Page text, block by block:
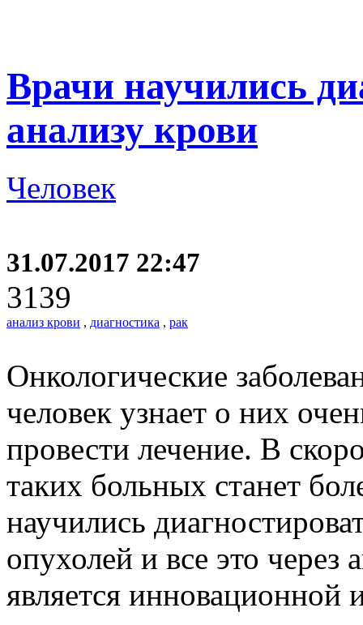
Врачи научились
анализу крови
Человек
31.07.2017 22:47
3139
анализ крови , диагностика , рак
Онкологические
человек узнает о них
провести лечение. В
таких больных станет
научились
опухолей и все это через
является инновационной